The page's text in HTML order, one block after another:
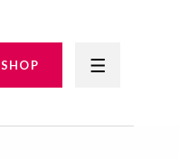
SHOP